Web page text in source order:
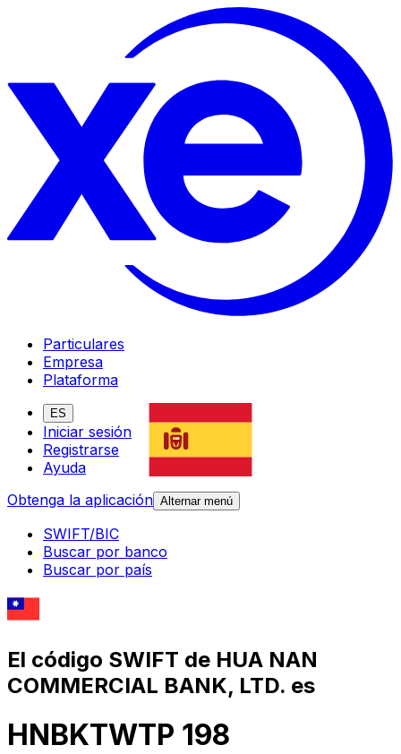
Particulares
Empresa
Plataforma
ES
Iniciar sesión
Registrarse
Ayuda
Obtenga la aplicación Alternar menú
SWIFT/BIC
Buscar por banco
Buscar por país
El código SWIFT de HUA NAN
COMMERCIAL BANK, LTD. es
HNBKTWTP 198